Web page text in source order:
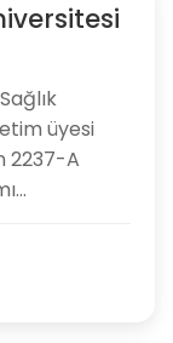
üyesi
2237-A